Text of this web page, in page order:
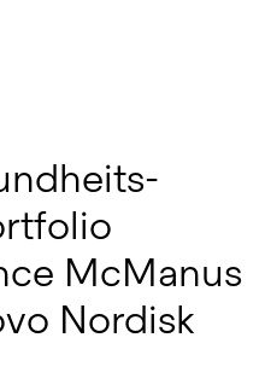
McManus
Nordisk